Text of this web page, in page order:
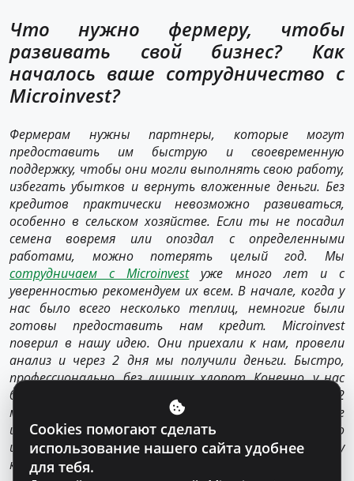
Что нужно фермеру, чтобы
развивать свой бизнес? Как
началось ваше сотрудничество с
Microinvest?
Фермерам нужны партнеры, которые могут
предоставить им быструю и своевременную
поддержку, чтобы они могли выполнять свою работу,
избегать убытков и вернуть вложенные деньги. Без
кредитов практически невозможно развиваться,
особенно в сельском хозяйстве. Если ты не посадил
семена вовремя или опоздал с определенными
работами, можно потерять целый год. Мы
сотрудничаем с Microinvestуже много лет и с
уверенностью рекомендуем их всем. В начале, когда у
нас было всего несколько теплиц, немногие были
готовы предоставить нам кредит. Microinvest
поверил в нашу идею. Они приехали к нам, провели
анализ и через 2 дня мы получили деньги. Быстро,
профессионально, без лишних хлопот. Конечно, у нас
были страхи при первом кредите. Я помню, как за 2
месяца мы собрали деньги, чтобы как можно быстрее
их вернуть. Затем мы поняли, что важно правильно
инвестировать и обращаться к надежному
кредитору.
Cookies помогают сделать
использование нашего сайта удобнее
для тебя.